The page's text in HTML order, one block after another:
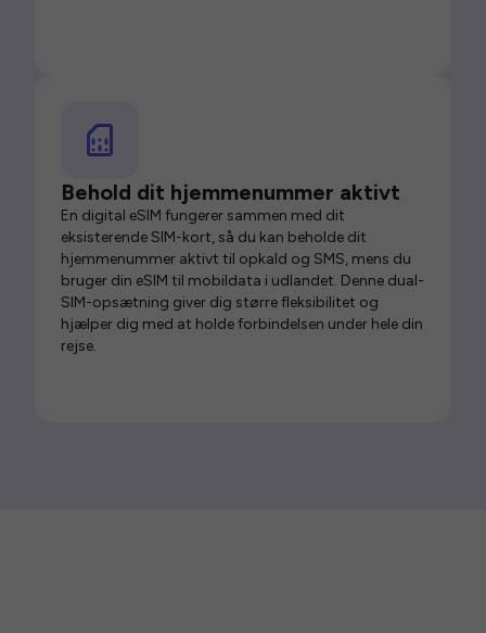
Behold dit hjemmenummer aktivt
En digital eSIM fungerer sammen med dit
eksisterende SIM-kort, så du kan beholde dit
hjemmenummer aktivt til opkald og SMS, mens du
bruger din eSIM til mobildata i udlandet. Denne dual-
SIM-opsætning giver dig større fleksibilitet og
hjælper dig med at holde forbindelsen under hele din
rejse.